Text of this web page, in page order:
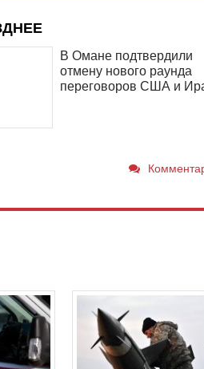
В Омане подтвердили
отмену нового раунда
переговоров США и